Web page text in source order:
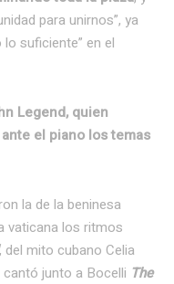
para unirnos”, ya
suficiente” en el
Legend, quien
el piano los temas
la de la beninesa
vaticana los ritmos
, del mito cubano Celia
cantó junto a Bocelli The